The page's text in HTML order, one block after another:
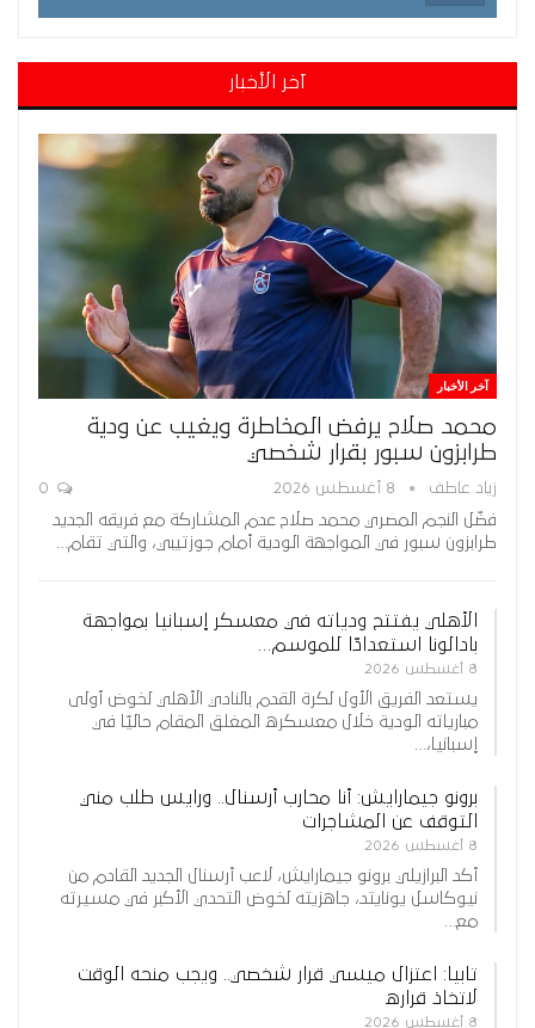
آخر الأخبار
آخر الأخبار
محمد صلاح يرفض المخاطرة ويغيب عن ودية
طرابزون سبور بقرار شخصي
زياد عاطف 8 أغسطس 2026
فضّل النجم المصري محمد صلاح عدم المشاركة مع فريقه الجديد
طرابزون سبور في المواجهة الودية أمام جوزتيبي، والتي تقام…
الأهلي يفتتح ودياته في معسكر إسبانيا بمواجهة
بادالونا استعدادًا للموسم…
8 أغسطس 2026
يستعد الفريق الأول لكرة القدم بالنادي الأهلي لخوض أولى
مبارياته الودية خلال معسكره المغلق المقام حاليًا في
إسبانيا،…
برونو جيمارايش: أنا محارب أرسنال.. ورايس طلب مني
التوقف عن المشاجرات
8 أغسطس 2026
أكد البرازيلي برونو جيمارايش، لاعب أرسنال الجديد القادم من
نيوكاسل يونايتد، جاهزيته لخوض التحدي الأكبر في مسيرته
مع…
تابيا: اعتزال ميسي قرار شخصي.. ويجب منحه الوقت
لاتخاذ قراره
8 أغسطس 2026